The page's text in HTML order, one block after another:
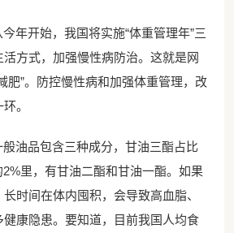
今年开始，我国将实施“体重管理年”三
方式，加强慢性病防治。这就是网
肥”。防控慢性病和加强体重管理，改
。
般油品包含三种成分，甘油三酯占比
里，有甘油二酯和甘油一酯。如果
时间在体内囤积，会导致高血脂、
康隐患。要知道，目前我国人均食